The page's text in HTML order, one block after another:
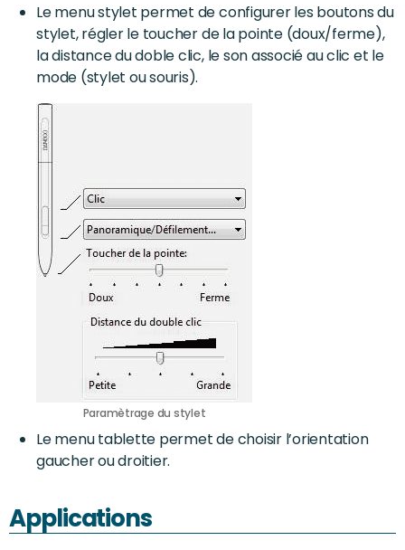
Le menu stylet permet de configurer les boutons du
stylet, régler le toucher de la pointe (doux/ferme),
la distance du doble clic, le son associé au clic et le
mode (stylet ou souris).
Paramètrage du stylet
Le menu tablette permet de choisir l’orientation
gaucher ou droitier.
Applications